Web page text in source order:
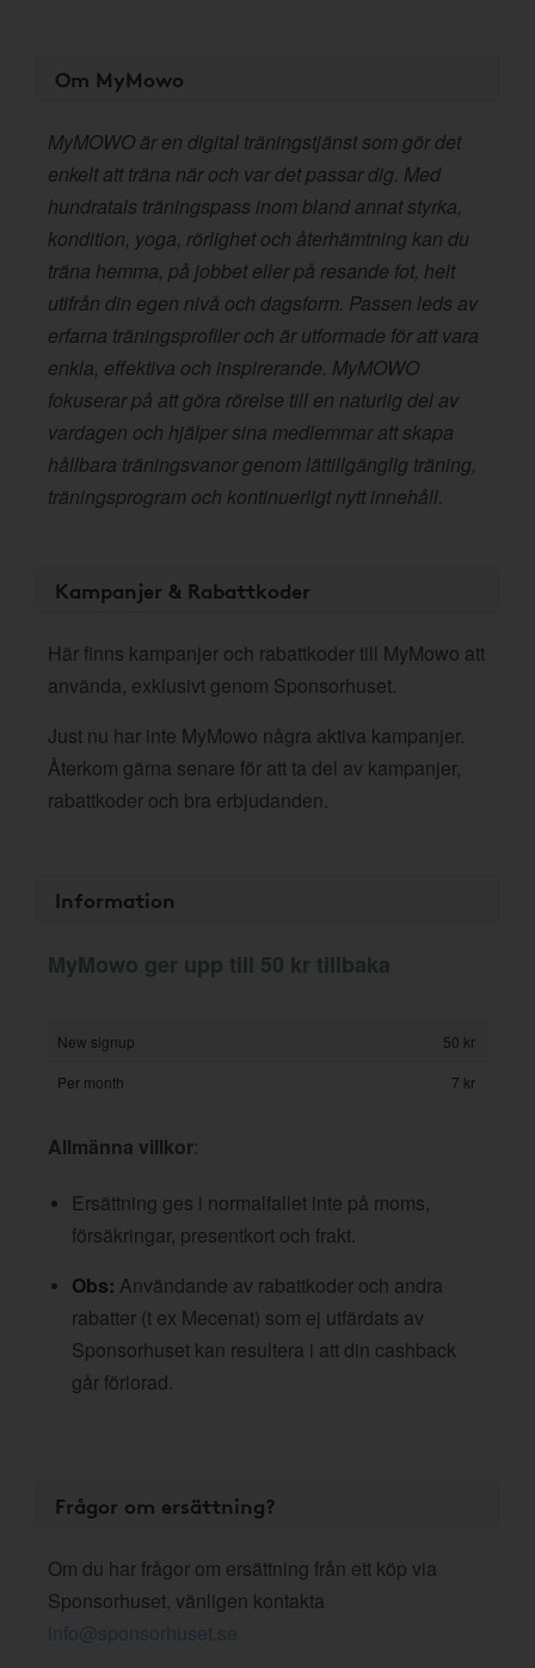
Om MyMowo
MyMOWO är en digital träningstjänst som gör det
enkelt att träna när och var det passar dig. Med
hundratals träningspass inom bland annat styrka,
kondition, yoga, rörlighet och återhämtning kan du
träna hemma, på jobbet eller på resande fot, helt
utifrån din egen nivå och dagsform. Passen leds av
erfarna träningsprofiler och är utformade för att vara
enkla, effektiva och inspirerande. MyMOWO
fokuserar på att göra rörelse till en naturlig del av
vardagen och hjälper sina medlemmar att skapa
hållbara träningsvanor genom lättillgänglig träning,
träningsprogram och kontinuerligt nytt innehåll.
Kampanjer & Rabattkoder
Här finns kampanjer och rabattkoder till MyMowo att
använda, exklusivt genom Sponsorhuset.
Just nu har inte MyMowo några aktiva kampanjer.
Återkom gärna senare för att ta del av kampanjer,
rabattkoder och bra erbjudanden.
Information
MyMowo ger upp till 50 kr tillbaka
New signup
50 kr
Per month
7 kr
Allmänna villkor:
Ersättning ges i normalfallet inte på moms,
försäkringar, presentkort och frakt.
Obs: Användande av rabattkoder och andra
rabatter (t ex Mecenat) som ej utfärdats av
Sponsorhuset kan resultera i att din cashback
går förlorad.
Frågor om ersättning?
Om du har frågor om ersättning från ett köp via
Sponsorhuset, vänligen kontakta
info@sponsorhuset.se